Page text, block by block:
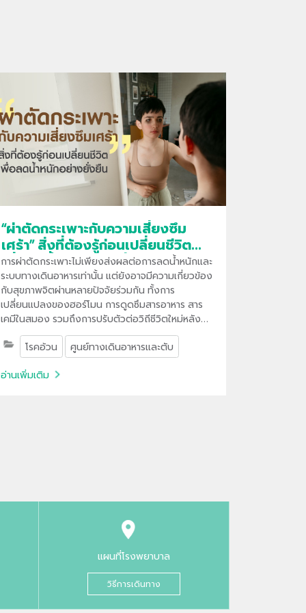
“ผ่าตัดกระเพาะกับความเสี่ยงซึม
เศร้า” สิ่งที่ต้องรู้ก่อนเปลี่ยนชีวิต
เพื่อลดน้ำหนักอย่างยั่งยืน
การผ่าตัดกระเพาะไม่เพียงส่งผลต่อการลดน้ำหนักและ
ระบบทางเดินอาหารเท่านั้น แต่ยังอาจมีความเกี่ยวข้อง
กับสุขภาพจิตผ่านหลายปัจจัยร่วมกัน ทั้งการ
เปลี่ยนแปลงของฮอร์โมน การดูดซึมสารอาหาร สาร
เคมีในสมอง รวมถึงการปรับตัวต่อวิถีชีวิตใหม่หลัง
ผ่าตัด
โรคอ้วน
ศูนย์ทางเดินอาหารและตับ
อ่านเพิ่มเติม
แผนที่โรงพยาบาล
วิธีการเดินทาง